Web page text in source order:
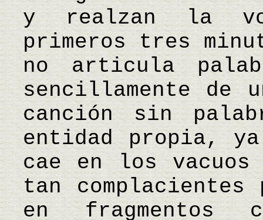
y realzan la
primeros tres
no articula
sencillamente de
canción sin
entidad propia, ya
cae en los
tan
en fragmentos